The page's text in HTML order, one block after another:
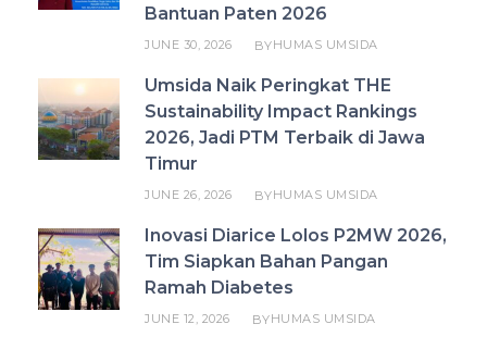
Bantuan Paten 2026
JUNE 30, 2026 BYHUMAS UMSIDA
Umsida Naik Peringkat THE
Sustainability Impact Rankings
2026, Jadi PTM Terbaik di Jawa
Timur
JUNE 26, 2026 BYHUMAS UMSIDA
Inovasi Diarice Lolos P2MW 2026,
Tim Siapkan Bahan Pangan
Ramah Diabetes
JUNE 12, 2026 BYHUMAS UMSIDA